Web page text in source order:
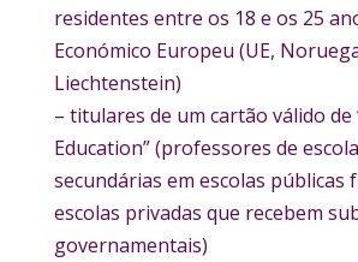
residentes entre os 18 e os 25
Económico Europeu (UE,
Liechtenstein)
– titulares de um cartão válido de
Education” (professores de
secundárias em escolas públicas
escolas privadas que recebem
governamentais)